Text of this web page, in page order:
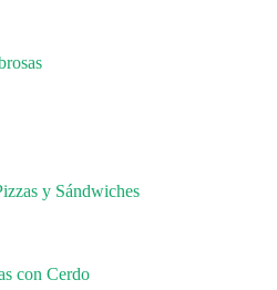
y Sándwiches
con Cerdo